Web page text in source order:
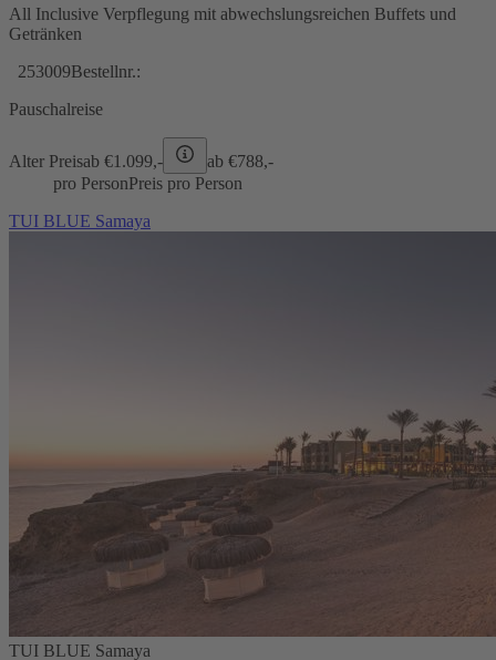
All Inclusive Verpflegung mit abwechslungsreichen Buffets und
Getränken
253009Bestellnr.:
Pauschalreise
Alter Preisab €1.099,- ab €788,-
pro PersonPreis pro Person
TUI BLUE Samaya
TUI BLUE Samaya